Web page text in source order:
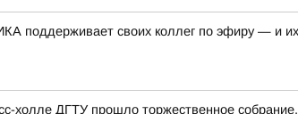
поддерживает своих коллег по эфиру — и
холле ДГТУ прошло торжественное